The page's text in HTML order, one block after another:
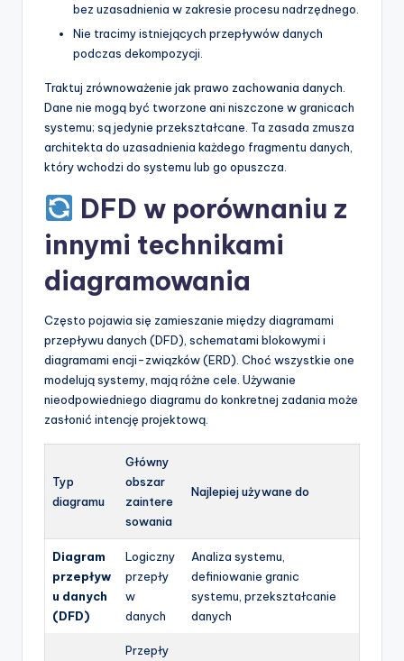
bez uzasadnienia w zakresie procesu nadrzędnego.
Nie tracimy istniejących przepływów danych
podczas dekompozycji.
Traktuj zrównoważenie jak prawo zachowania danych.
Dane nie mogą być tworzone ani niszczone w granicach
systemu; są jedynie przekształcane. Ta zasada zmusza
architekta do uzasadnienia każdego fragmentu danych,
który wchodzi do systemu lub go opuszcza.
DFD w porównaniu z
innymi technikami
diagramowania
Często pojawia się zamieszanie między diagramami
przepływu danych (DFD), schematami blokowymi i
diagramami encji-związków (ERD). Choć wszystkie one
modelują systemy, mają różne cele. Używanie
nieodpowiedniego diagramu do konkretnej zadania może
zasłonić intencję projektową.
Typ
diagramu
Główny
obszar
zaintere
sowania
Najlepiej używane do
Diagram
przepływ
u danych
(DFD)
Logiczny
przepły
w
danych
Analiza systemu,
definiowanie granic
systemu, przekształcanie
danych
Przepły